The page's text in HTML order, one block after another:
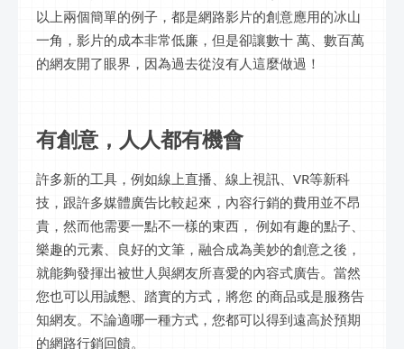
以上兩個簡單的例子，都是網路影片的創意應用的冰山
一角，影片的成本非常低廉，但是卻讓數十 萬、數百萬
的網友開了眼界，因為過去從沒有人這麼做過！
有創意，人人都有機會
許多新的工具，例如線上直播、線上視訊、VR等新科
技，跟許多媒體廣告比較起來，內容行銷的費用並不昂
貴，然而他需要一點不一樣的東西， 例如有趣的點子、
樂趣的元素、良好的文筆，融合成為美妙的創意之後，
就能夠發揮出被世人與網友所喜愛的內容式廣告。當然
您也可以用誠懇、踏實的方式，將您 的商品或是服務告
知網友。不論適哪一種方式，您都可以得到遠高於預期
的網路行銷回饋。